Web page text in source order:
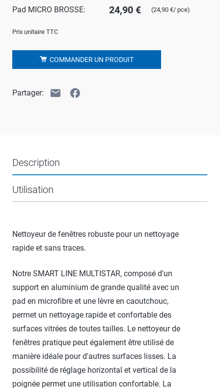
Pad MICRO BROSSE: 24,90 € (24,90 €/ pce)
Prix unitaire TTC
COMMANDER UN PRODUIT
Partager: email facebook
Description
Utilisation
Nettoyeur de fenêtres robuste pour un nettoyage
rapide et sans traces.
Notre SMART LINE MULTISTAR, composé d'un
support en aluminium de grande qualité avec un
pad en microfibre et une lèvre en caoutchouc,
permet un nettoyage rapide et confortable des
surfaces vitrées de toutes tailles. Le nettoyeur de
fenêtres pratique peut également être utilisé de
manière idéale pour d'autres surfaces lisses. La
possibilité de réglage horizontal et vertical de la
poignée permet une utilisation confortable. La